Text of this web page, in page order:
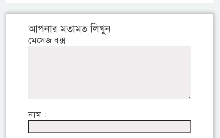
আপনার মতামত লিখুন
মেসেজ বক্স
নাম :